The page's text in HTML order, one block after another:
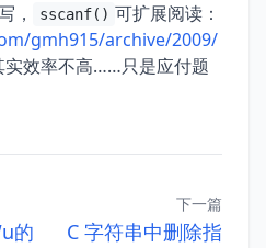
， sscanf() 可扩展阅读：
gmh915/archive/2009/
实效率不高……只是应付题
的
下一篇
C 字符串中删除指